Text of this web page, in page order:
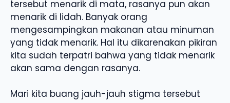
tersebut menarik di mata, rasanya pun akan
menarik di lidah. Banyak orang
mengesampingkan makanan atau minuman
yang tidak menarik. Hal itu dikarenakan pikiran
kita sudah terpatri bahwa yang tidak menarik
akan sama dengan rasanya.
Mari kita buang jauh-jauh stigma tersebut